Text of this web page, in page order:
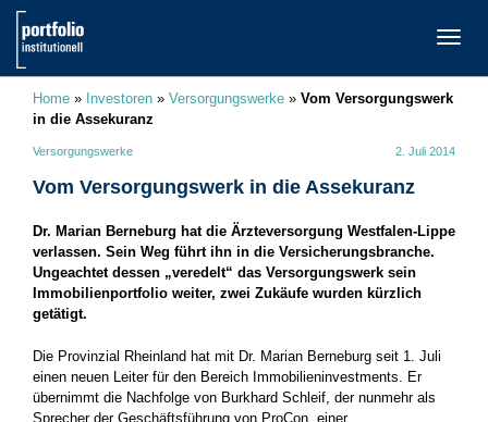
Home » Investoren » Versorgungswerke » Vom Versorgungswerk
in die Assekuranz
Versorgungswerke 2. Juli 2014
Vom Versorgungswerk in die Assekuranz
Dr. Marian Berneburg hat die Ärzteversorgung Westfalen-Lippe
verlassen. Sein Weg führt ihn in die Versicherungsbranche.
Ungeachtet dessen „veredelt“ das Versorgungswerk sein
Immobilienportfolio weiter, zwei Zukäufe wurden kürzlich
getätigt.
Die Provinzial Rheinland hat mit Dr. Marian Berneburg seit 1. Juli
einen neuen Leiter für den Bereich Immobilieninvestments. Er
übernimmt die Nachfolge von Burkhard Schleif, der nunmehr als
Sprecher der Geschäftsführung von ProCon, einer